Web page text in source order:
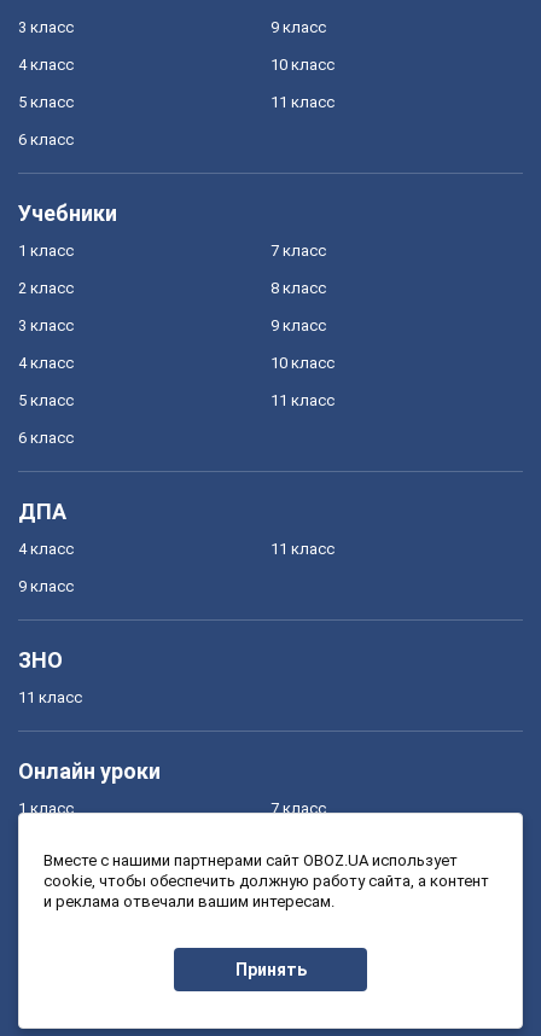
3 класс
4 класс
5 класс
6 класс
9 класс
10 класс
11 класс
Учебники
1 класс
2 класс
3 класс
4 класс
5 класс
6 класс
7 класс
8 класс
9 класс
10 класс
11 класс
ДПА
4 класс
9 класс
11 класс
ЗНО
11 класс
Онлайн уроки
1 класс
3 класс
7 класс
9 класс
Вместе с нашими партнерами сайт OBOZ.UA использует
cookie, чтобы обеспечить должную работу сайта, а контент
и реклама отвечали вашим интересам.
Принять